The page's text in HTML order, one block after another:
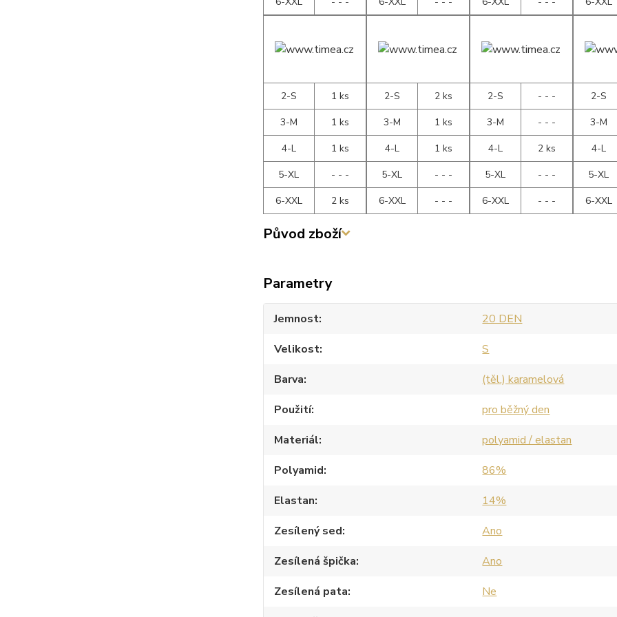
2-S
1 ks
3-M
1 ks
4-L
1 ks
5-XL
- - -
6-XXL
2 ks
2-S
2 ks
3-M
1 ks
4-L
1 ks
5-XL
- - -
6-XXL
- - -
2-S
- - -
3-M
- - -
4-L
2 ks
5-XL
- - -
6-XXL
- - -
2-S
3-M
4-L
5-XL
6-XXL
Původ zboží
Parametry
Jemnost
20 DEN
Velikost
S
Barva
(těl.) karamelová
Použití
pro běžný den
Materiál
polyamid / elastan
Polyamid
86%
Elastan
14%
Zesílený sed
Ano
Zesílená špička
Ano
Zesílená pata
Ne